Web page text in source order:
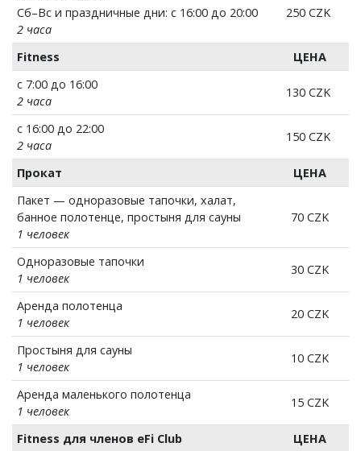
Сб–Вс и праздничные дни: с 16:00 до 20:00
2 часа
250 CZK
Fitness
ЦЕНА
с 7:00 до 16:00
2 часа
130 CZK
с 16:00 до 22:00
2 часа
150 CZK
Прокат
ЦЕНА
Пакет — одноразовые тапочки, халат,
банное полотенце, простыня для сауны
1 человек
70 CZK
Одноразовые тапочки
1 человек
30 CZK
Аренда полотенца
1 человек
20 CZK
Простыня для сауны
1 человек
10 CZK
Аренда маленького полотенца
1 человек
15 CZK
Fitness для членов eFi Club
ЦЕНА